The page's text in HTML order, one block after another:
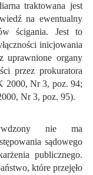
traktowana jest
na ewentualny
ścigania. Jest to
inicjowania
uprawnione organy
przez prokuratora
2000, Nr 3, poz. 94;
Nr 3, poz. 95).
nie ma
sądowego
publicznego.
które przejęło